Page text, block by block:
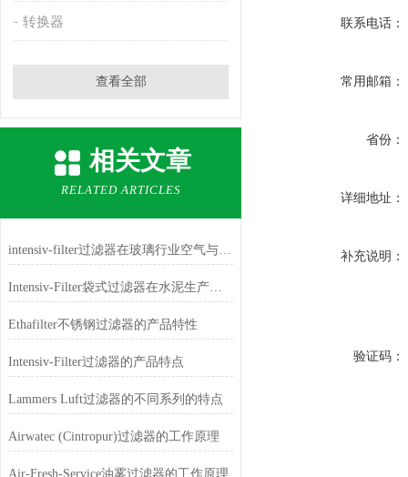
转换器
查看全部
相关文章
RELATED ARTICLES
intensiv-filter过滤器在玻璃行业空气与尘埃过滤的应用
Intensiv-Filter袋式过滤器在水泥生产过程中的应用
Ethafilter不锈钢过滤器的产品特性
Intensiv-Filter过滤器的产品特点
Lammers Luft过滤器的不同系列的特点
Airwatec (Cintropur)过滤器的工作原理
Air-Fresh-Service油雾过滤器的工作原理
联系电话：
常用邮箱：
省份：
详细地址：
补充说明：
验证码：